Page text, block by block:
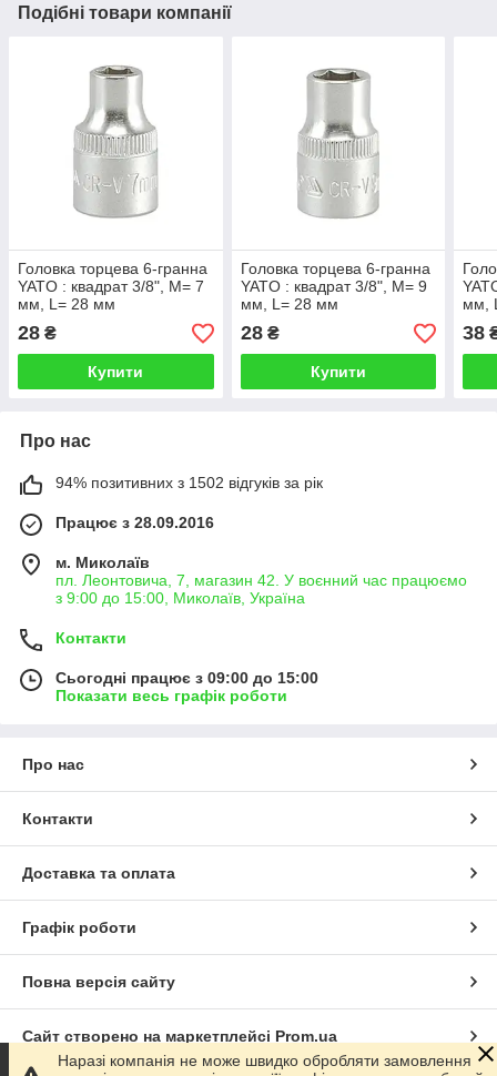
Подібні товари компанії
Головка торцева 6-гранна
YATO : квадрат 3/8", M= 7
мм, L= 28 мм
28 ₴
Купити
Головка торцева 6-гранна
YATO : квадрат 3/8", M= 9
мм, L= 28 мм
28₴
Купити
мм,
38
Про нас
94% позитивних з 1502 відгуків за рік
Працює з 28.09.2016
м. Миколаїв
пл. Леонтовича, 7, магазин 42. У воєнний час працюємо
з 9:00 до 15:00, Миколаїв, Україна
Контакти
Сьогодні працює з 09:00 до 15:00
Показати весь графік роботи
Про нас
Контакти
Доставка та оплата
Графік роботи
Повна версія сайту
Сайт створено на маркетплейсі Prom.ua
Наразі компанія не може швидко обробляти замовлення